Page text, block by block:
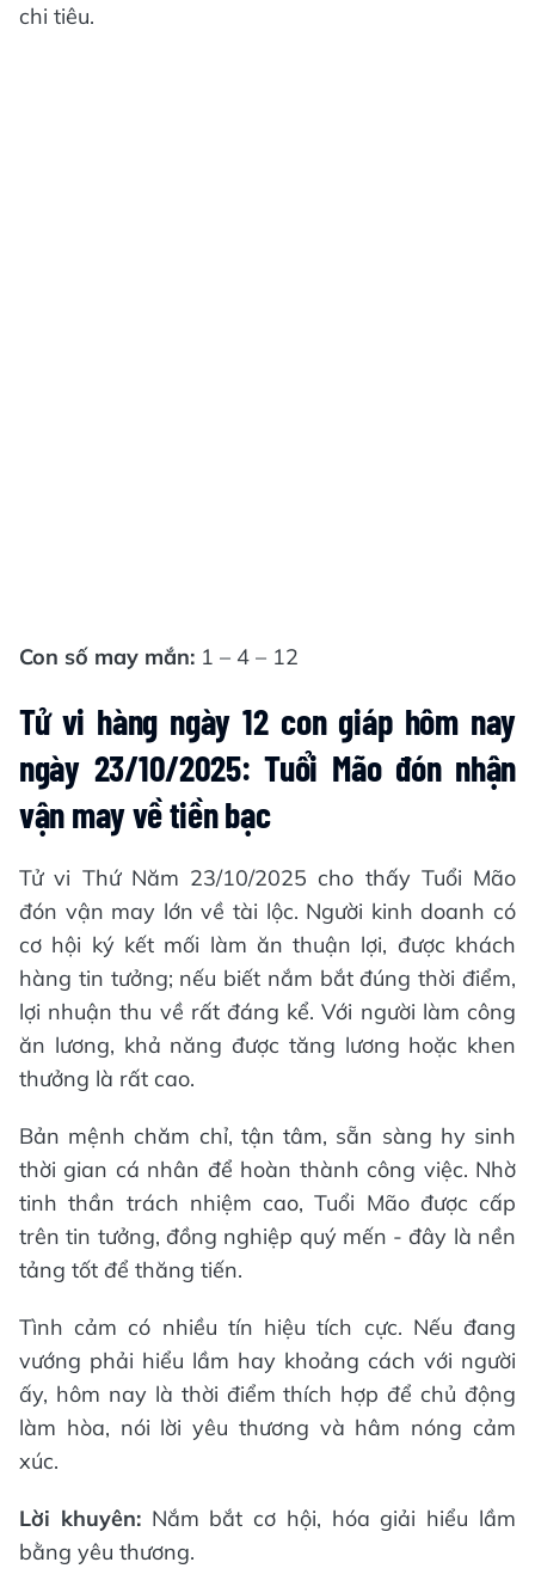
chi tiêu.
Con số may mắn: 1 – 4 – 12
Tử vi hàng ngày 12 con giáp hôm nay
ngày 23/10/2025: Tuổi Mão đón nhận
vận may về tiền bạc
Tử vi Thứ Năm 23/10/2025 cho thấy Tuổi Mão
đón vận may lớn về tài lộc. Người kinh doanh có
cơ hội ký kết mối làm ăn thuận lợi, được khách
hàng tin tưởng; nếu biết nắm bắt đúng thời điểm,
lợi nhuận thu về rất đáng kể. Với người làm công
ăn lương, khả năng được tăng lương hoặc khen
thưởng là rất cao.
Bản mệnh chăm chỉ, tận tâm, sẵn sàng hy sinh
thời gian cá nhân để hoàn thành công việc. Nhờ
tinh thần trách nhiệm cao, Tuổi Mão được cấp
trên tin tưởng, đồng nghiệp quý mến - đây là nền
tảng tốt để thăng tiến.
Tình cảm có nhiều tín hiệu tích cực. Nếu đang
vướng phải hiểu lầm hay khoảng cách với người
ấy, hôm nay là thời điểm thích hợp để chủ động
làm hòa, nói lời yêu thương và hâm nóng cảm
xúc.
Lời khuyên:Nắm bắt cơ hội, hóa giải hiểu lầm
bằng yêu thương.